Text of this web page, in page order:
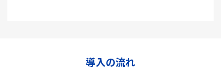
導入の流れ